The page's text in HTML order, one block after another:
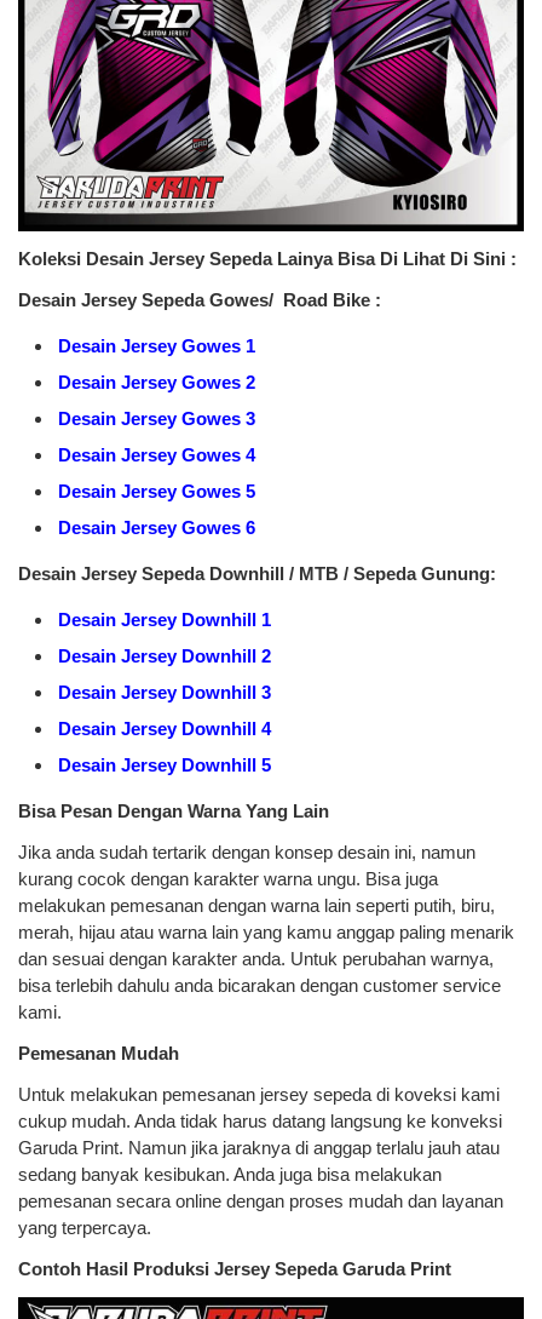
Koleksi Desain Jersey Sepeda Lainya Bisa Di Lihat Di Sini :
Desain Jersey Sepeda Gowes/ Road Bike :
Desain Jersey Gowes 1
Desain Jersey Gowes 2
Desain Jersey Gowes 3
Desain Jersey Gowes 4
Desain Jersey Gowes 5
Desain Jersey Gowes 6
Desain Jersey Sepeda Downhill / MTB / Sepeda Gunung:
Desain Jersey Downhill 1
Desain Jersey Downhill 2
Desain Jersey Downhill 3
Desain Jersey Downhill 4
Desain Jersey Downhill 5
Bisa Pesan Dengan Warna Yang Lain
Jika anda sudah tertarik dengan konsep desain ini, namun
kurang cocok dengan karakter warna ungu. Bisa juga
melakukan pemesanan dengan warna lain seperti putih, biru,
merah, hijau atau warna lain yang kamu anggap paling menarik
dan sesuai dengan karakter anda. Untuk perubahan warnya,
bisa terlebih dahulu anda bicarakan dengan customer service
kami.
Pemesanan Mudah
Untuk melakukan pemesanan jersey sepeda di koveksi kami
cukup mudah. Anda tidak harus datang langsung ke konveksi
Garuda Print. Namun jika jaraknya di anggap terlalu jauh atau
sedang banyak kesibukan. Anda juga bisa melakukan
pemesanan secara online dengan proses mudah dan layanan
yang terpercaya.
Contoh Hasil Produksi Jersey Sepeda Garuda Print